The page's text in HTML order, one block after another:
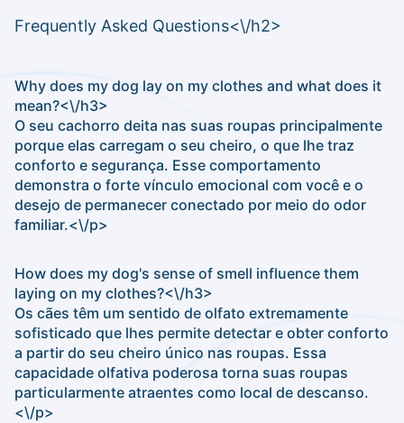
Frequently Asked Questions<\/h2>
Why does my dog lay on my clothes and what does it
mean?<\/h3>
O seu cachorro deita nas suas roupas principalmente
porque elas carregam o seu cheiro, o que lhe traz
conforto e segurança. Esse comportamento
demonstra o forte vínculo emocional com você e o
desejo de permanecer conectado por meio do odor
familiar.<\/p>
How does my dog's sense of smell influence them
laying on my clothes?<\/h3>
Os cães têm um sentido de olfato extremamente
sofisticado que lhes permite detectar e obter conforto
a partir do seu cheiro único nas roupas. Essa
capacidade olfativa poderosa torna suas roupas
particularmente atraentes como local de descanso.
<\/p>